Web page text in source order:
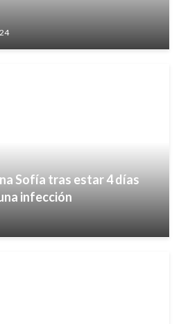
Sofía tras estar 4 días
infección